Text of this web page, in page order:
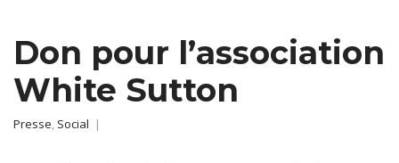
Don pour l’association
White Sutton
Presse, Social |